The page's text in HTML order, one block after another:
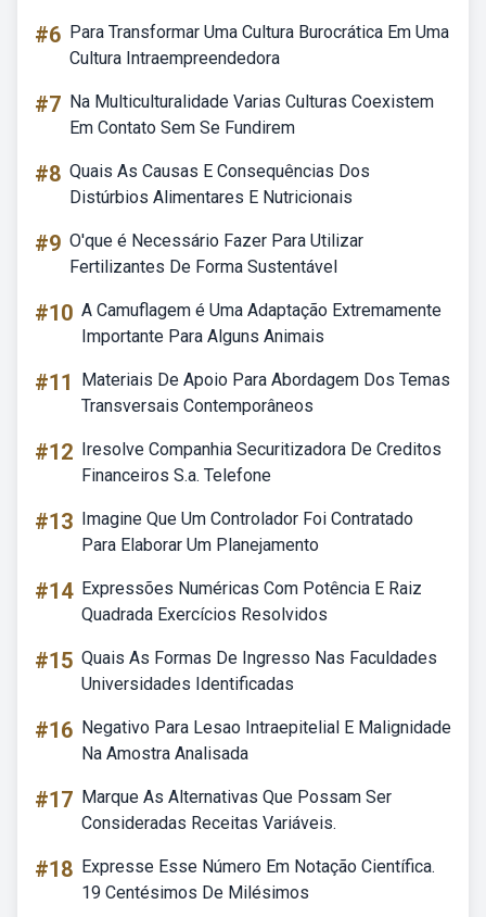
#6 Para Transformar Uma Cultura Burocrática Em Uma
Cultura Intraempreendedora
#7 Na Multiculturalidade Varias Culturas Coexistem
Em Contato Sem Se Fundirem
#8 Quais As Causas E Consequências Dos
Distúrbios Alimentares E Nutricionais
#9 O'que é Necessário Fazer Para Utilizar
Fertilizantes De Forma Sustentável
#10 A Camuflagem é Uma Adaptação Extremamente
Importante Para Alguns Animais
#11
Materiais De Apoio Para Abordagem Dos Temas
Transversais Contemporâneos
#12 Iresolve Companhia Securitizadora De Creditos
Financeiros S.a. Telefone
#13 Imagine Que Um Controlador Foi Contratado
Para Elaborar Um Planejamento
#14 Expressões Numéricas Com Potência E Raiz
Quadrada Exercícios Resolvidos
#15 Quais As Formas De Ingresso Nas Faculdades
Universidades Identificadas
#16 Negativo Para Lesao Intraepitelial E Malignidade
Na Amostra Analisada
#17 Marque As Alternativas Que Possam Ser
Consideradas Receitas Variáveis.
#18 Expresse Esse Número Em Notação Científica.
19 Centésimos De Milésimos